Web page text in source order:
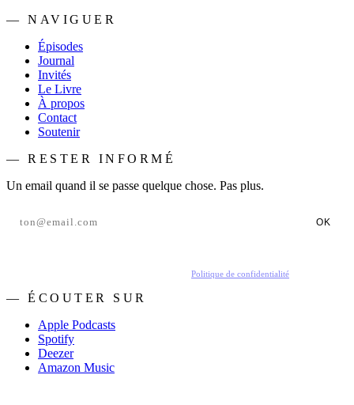
— NAVIGUER
Épisodes
Journal
Invités
Le Livre
À propos
Contact
Soutenir
— RESTER INFORMÉ
Un email quand il se passe quelque chose. Pas plus.
OK
Politique de confidentialité
— ÉCOUTER SUR
Apple Podcasts
Spotify
Deezer
Amazon Music